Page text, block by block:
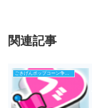
関連記事
ごきげんポップコーン争奪戦イベント